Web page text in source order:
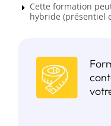
Cette formation
hybride (présentiel